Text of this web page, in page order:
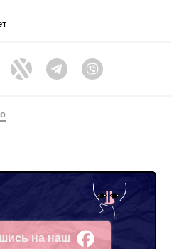
Twitter TelegramViber
на наш